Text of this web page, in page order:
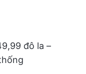
đô la –